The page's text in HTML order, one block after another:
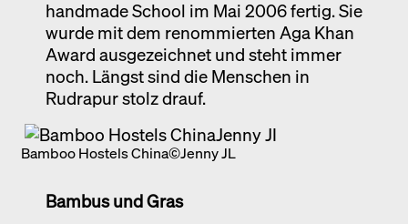
handmade School im Mai 2006 fertig. Sie
wurde mit dem renommierten Aga Khan
Award ausgezeichnet und steht immer
noch. Längst sind die Menschen in
Rudrapur stolz drauf.
Bamboo Hostels China©Jenny JL
Bambus und Gras